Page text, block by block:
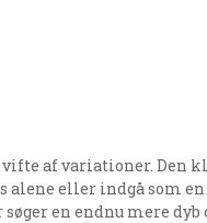
af variationer. Den
alene eller indgå som
en endnu mere dyb